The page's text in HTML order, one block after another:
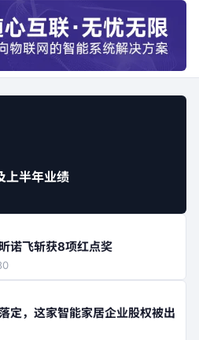
通过“中国东北灯具第
公示
上半年业绩
诺飞斩获8项红点奖
定，这家智能家居企业股权被出